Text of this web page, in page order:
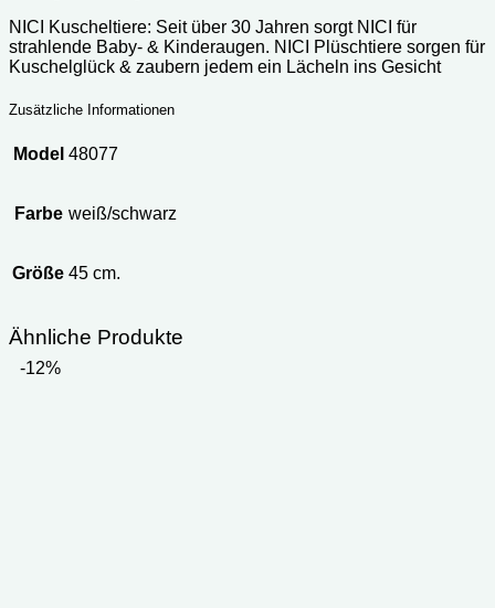
NICI Kuscheltiere: Seit über 30 Jahren sorgt NICI für
strahlende Baby- & Kinderaugen. NICI Plüschtiere sorgen für
Kuschelglück & zaubern jedem ein Lächeln ins Gesicht
Zusätzliche Informationen
Model 48077
Farbe weiß/schwarz
Größe 45 cm.
Ähnliche Produkte
-12%